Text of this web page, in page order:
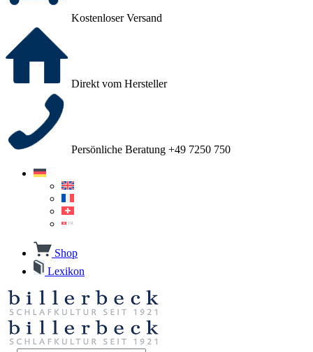
Kostenloser Versand
Direkt vom Hersteller
Persönliche Beratung +49 7250 750
Shop
Lexikon